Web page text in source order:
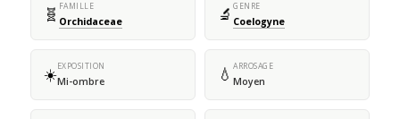
🧬 FAMILLE
Orchidaceae 🔬 GENRE
Coelogyne
☀️EXPOSITION
Mi-ombre 💧 ARROSAGE
Moyen